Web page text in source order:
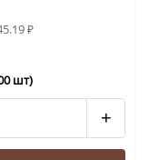
₽
шт)
+